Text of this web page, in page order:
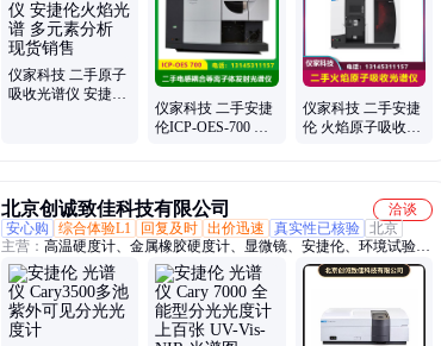
计、二手顶空进样器、二手气质质、ICP-MS、ICP-OES、赛默飞离
子色谱仪、色谱仪租赁回收、二手岛津液相色谱仪、ICP、二手气
相、二手质谱仪、二手赛默飞离子色谱仪、二手液相、二手液相色谱
仪回收、二手气相色谱仪回收、二手液质质
仪家科技 二手原子
吸收光谱仪 安捷伦
仪家科技 二手安捷
伦ICP-OES-700 电
仪家科技 二手安捷
伦 火焰原子吸收光
北京创诚致佳科技有限公司
洽谈
安心购
综合体验L1 回复及时 出价迅速 真实性已核验 北京
主营： 高温硬度计、金属橡胶硬度计、显微镜、安捷伦、环境试验
箱、球压痕硬度计、方向盘硬度计、胶辊硬度测试、胶囊硬度计、标
准数显邵氏、橡胶塑料硬度